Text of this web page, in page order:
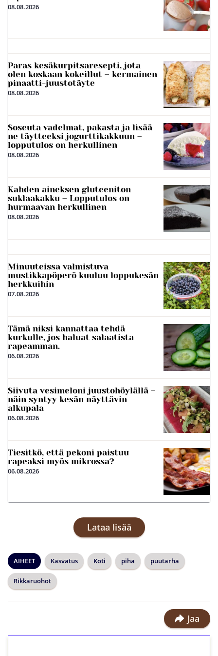
08.08.2026
Paras kesäkurpitsaresepti, jota
olen koskaan kokeillut – kermainen
pinaatti-juustotäyte
08.08.2026
Soseuta vadelmat, pakasta ja lisää
ne täytteeksi jogurttikakkuun –
lopputulos on herkullinen
08.08.2026
Kahden aineksen gluteeniton
suklaakakku – Lopputulos on
hurmaavan herkullinen
08.08.2026
Minuuteissa valmistuva
mustikkapöperö kuuluu loppukesän
herkkuihin
07.08.2026
Tämä niksi kannattaa tehdä
kurkulle, jos haluat salaatista
rapeamman.
06.08.2026
Siivuta vesimeloni juustohöylällä –
näin syntyy kesän näyttävin
alkupala
06.08.2026
Tiesitkö, että pekoni paistuu
rapeaksi myös mikrossa?
06.08.2026
Lataa lisää
AIHEET Kasvatus Koti piha puutarha
Rikkaruohot
Jaa